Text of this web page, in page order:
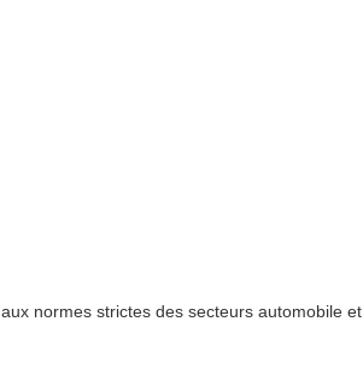
normes strictes des secteurs automobile et